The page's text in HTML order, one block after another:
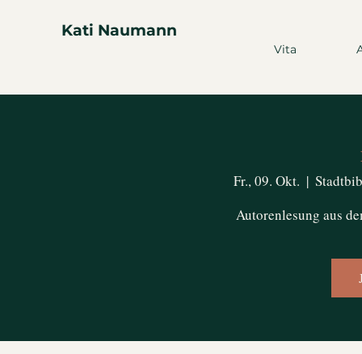
Kati Naumann
Vita
Fr., 09. Okt.
  |
Autorenlesung aus